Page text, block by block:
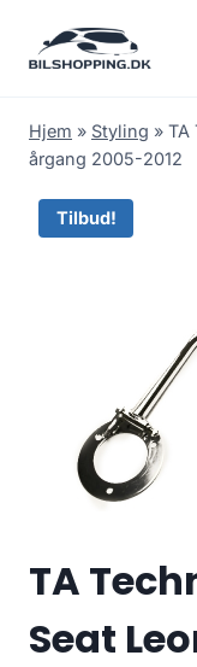
Hjem » Styling » TA
årgang 2005-2012
Tilbud!
TA
Seat